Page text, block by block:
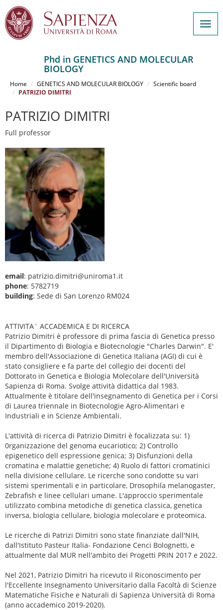
contenuto
Phd in GENETICS AND MOLECULAR
BIOLOGY
Home GENETICS AND MOLECULAR BIOLOGY
Scientific board
PATRIZIO DIMITRI
PATRIZIO DIMITRI
Full professor
email: patrizio.dimitri@uniroma1.it
phone: 5782719
building: Sede di San Lorenzo RM024
ATTIVITA` ACCADEMICA E DI RICERCA
Patrizio Dimitri è professore di prima fascia di Genetica presso
il Dipartimento di Biologia e Biotecnologie "Charles Darwin". E'
membro dell'Associazione di Genetica Italiana (AGI) di cui è
stato consigliere e fa parte del collegio dei docenti del
Dottorato in Genetica e Biologia Molecolare dell'Università
Sapienza di Roma. Svolge attività didattica dal 1983.
Attualmente è titolare dell'insegnamento di Genetica per i Corsi
di Laurea triennale in Biotecnologie Agro-Alimentari e
Industriali e in Scienze Ambientali.
L'attività di ricerca di Patrizio Dimitri è focalizzata su: 1)
0rganizzazione del genoma eucariotico; 2) Controllo
epigenetico dell espressione genica; 3) Disfunzioni della
cromatina e malattie genetiche; 4) Ruolo di fattori cromatinici
nella divisione cellulare. Le ricerche sono condotte su vari
sistemi sperimentali e in particolare, Drosophila melanogaster,
Zebrafish e linee cellulari umane. L'approccio sperimentale
utilizzato combina metodiche di genetica classica, genetica
inversa, biologia cellulare, biologia molecolare e proteomica.
Le ricerche di Patrizi Dimitri sono state finanziate dall'NIH,
dall'Istituto Pasteur Italia- Fondazione Cenci Bolognetti, e
attualmente dal MUR nell'ambito dei Progetti PRIN 2017 e 2022.
Nel 2021, Patrizio Dimitri ha ricevuto il Riconoscimento per
l'Eccellente Insegnamento Universitario dalla Facoltà di Scienze
Matematiche Fisiche e Naturali di Sapienza Università di Roma
(anno accademico 2019-2020).